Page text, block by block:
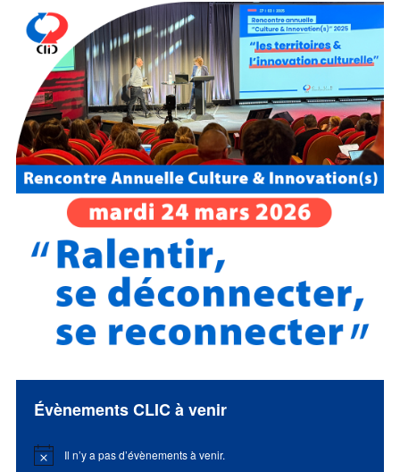
Évènements CLIC à venir
Notice Il n’y a pas d’évènements à venir.